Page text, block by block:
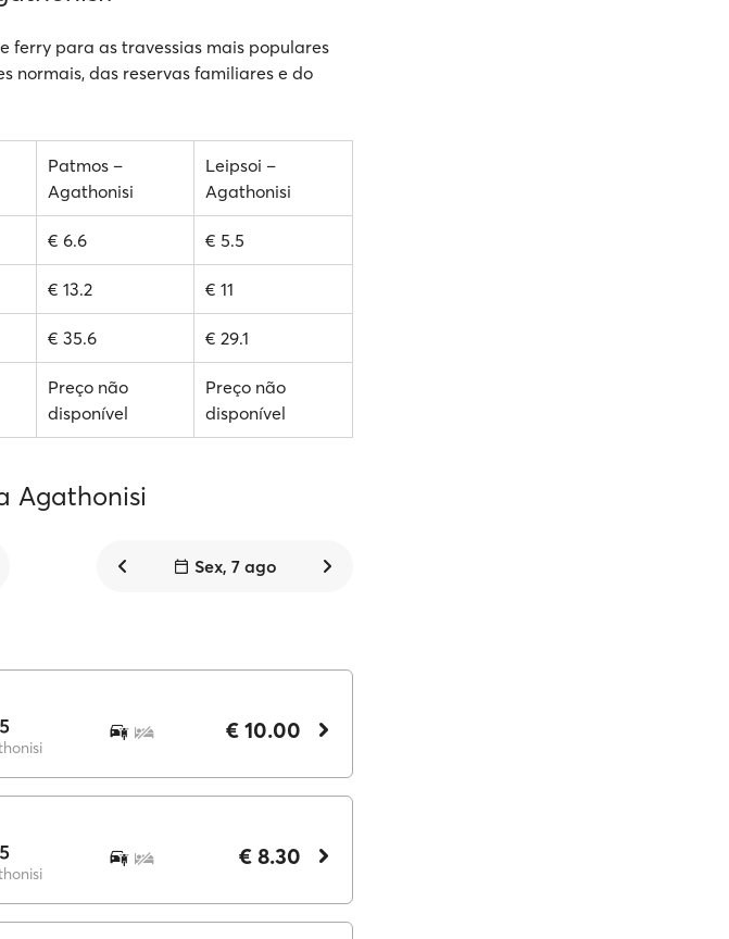
ferry para as travessias mais populares
normais, das reservas familiares e do
Patmos –
Agathonisi
Leipsoi –
Agathonisi
€ 6.6 € 5.5
€ 13.2 € 11
€ 35.6 € 29.1
Preço não
disponível
Preço não
disponível
Agathonisi
Sex, 7 ago
€ 10.00
€ 8.30